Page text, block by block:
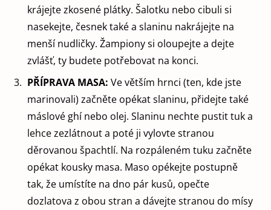
krájejte zkosené plátky. Šalotku nebo cibuli si
nasekejte, česnek také a slaninu nakrájejte na
menší nudličky. Žampiony si oloupejte a dejte
zvlášť, ty budete potřebovat na konci.
PŘÍPRAVA MASA: Ve větším hrnci (ten, kde jste
marinovali) začněte opékat slaninu, přidejte také
máslové ghí nebo olej. Slaninu nechte pustit tuk a
lehce zezlátnout a poté ji vylovte stranou
děrovanou špachtlí. Na rozpáleném tuku začněte
opékat kousky masa. Maso opékejte postupně
tak, že umístíte na dno pár kusů, opečte
dozlatova z obou stran a dávejte stranou do mísy